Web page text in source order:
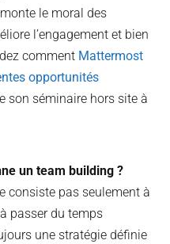
le moral des
l’engagement et bien
comment Mattermost
opportunités
son séminaire hors site à
un team building ?
consiste pas seulement à
passer du temps
une stratégie définie